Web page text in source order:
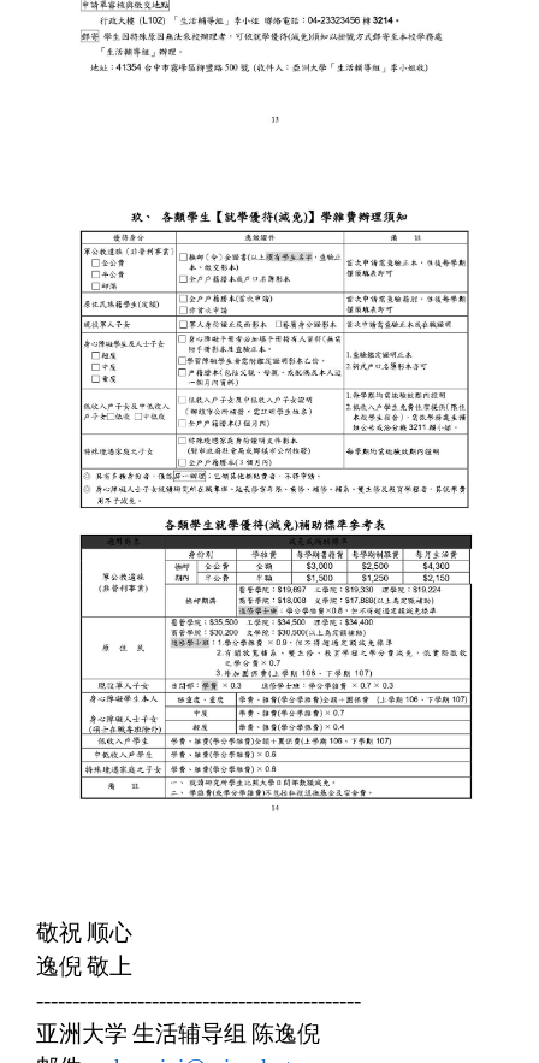
敬祝 顺心
逸倪敬上
---------------------------------------------
亚洲大学 生活辅导组 陈逸倪